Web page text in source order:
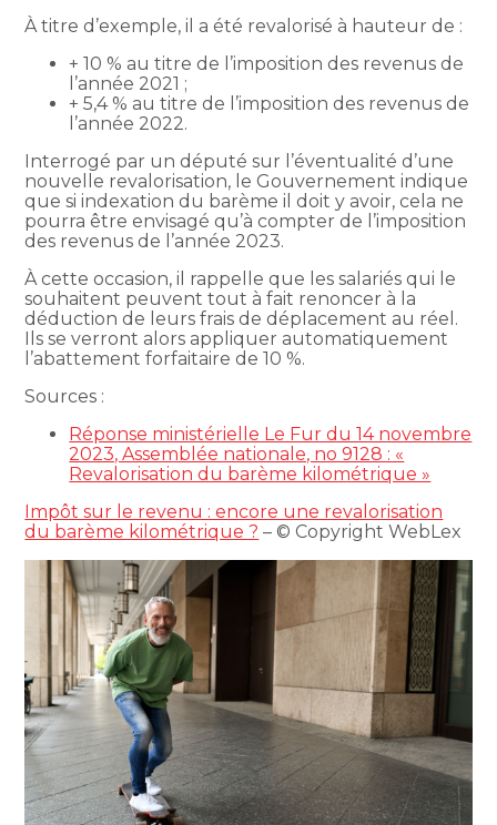
À titre d’exemple, il a été revalorisé à hauteur de :
+ 10 % au titre de l’imposition des revenus de
l’année 2021 ;
+ 5,4 % au titre de l’imposition des revenus de
l’année 2022.
Interrogé par un député sur l’éventualité d’une
nouvelle revalorisation, le Gouvernement indique
que si indexation du barème il doit y avoir, cela ne
pourra être envisagé qu’à compter de l’imposition
des revenus de l’année 2023.
À cette occasion, il rappelle que les salariés qui le
souhaitent peuvent tout à fait renoncer à la
déduction de leurs frais de déplacement au réel.
Ils se verront alors appliquer automatiquement
l’abattement forfaitaire de 10 %.
Sources :
Réponse ministérielle Le Fur du 14 novembre
2023, Assemblée nationale, no 9128 : «
Revalorisation du barème kilométrique »
Impôt sur le revenu : encore une revalorisation
du barème kilométrique ? – © Copyright WebLex